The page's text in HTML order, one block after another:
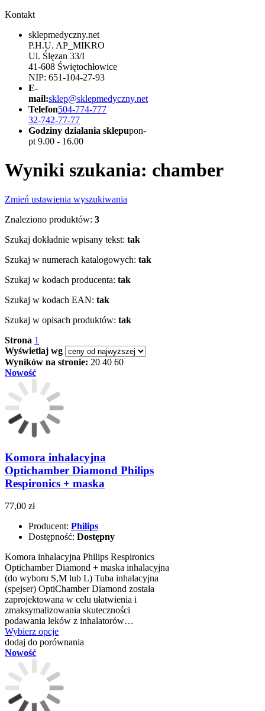
Kontakt
sklepmedyczny.net
P.H.U. AP_MIKRO
Ul. Ślęzan 33/I
41-608 Świętochłowice
NIP: 651-104-27-93
E-
mail:sklep@sklepmedyczny.net
Telefon504-774-777
32-742-77-77
Godziny działania sklepupon-
pt 9.00 - 16.00
Wyniki szukania: chamber
Zmień ustawienia wyszukiwania
Znaleziono produktów: 3
Szukaj dokładnie wpisany tekst: tak
Szukaj w numerach katalogowych: tak
Szukaj w kodach producenta: tak
Szukaj w kodach EAN: tak
Szukaj w opisach produktów: tak
Strona 1
Wyświetlaj wg
Wyników na stronie: 20 40 60
Nowość
Komora inhalacyjna
Optichamber Diamond Philips
Respironics + maska
77,00 zł
Producent: Philips
Dostępność: Dostępny
Komora inhalacyjna Philips Respironics
Optichamber Diamond + maska inhalacyjna
(do wyboru S,M lub L) Tuba inhalacyjna
(spejser) OptiChamber Diamond została
zaprojektowana w celu ułatwienia i
zmaksymalizowania skuteczności
podawania leków z inhalatorów…
Wybierz opcje
dodaj do porównania
Nowość